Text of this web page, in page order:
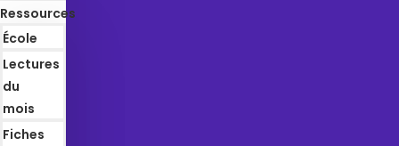
Ressources
École
Lectures
du
mois
Fiches